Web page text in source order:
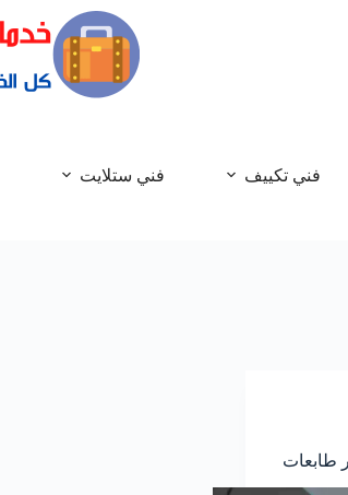
فني تكييف فني ستلايت